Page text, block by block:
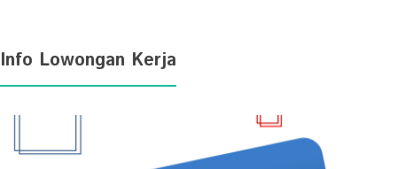
Info Lowongan Kerja